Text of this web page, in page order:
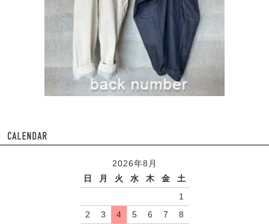
2026年8月
日
月 火 水 木 金
土
1
2
3 4 5 6 7
8